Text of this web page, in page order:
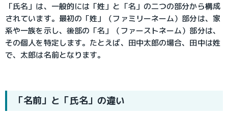
「氏名」は、一般的には「姓」と「名」の二つの部分から構成
されています。最初の「姓」（ファミリーネーム）部分は、家
系や一族を示し、後部の「名」（ファーストネーム）部分は、
その個人を特定します。たとえば、田中太郎の場合、田中は姓
で、太郎は名前となります。
「名前」と「氏名」の違い